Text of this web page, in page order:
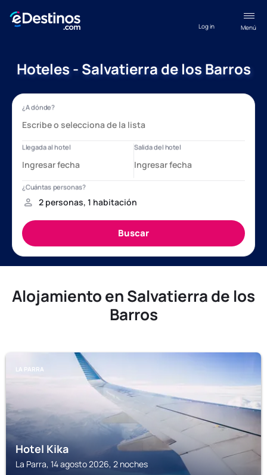
Menú
Log in
Hoteles - Salvatierra de los Barros
Alojamiento en Salvatierra de los
Barros
LA PARRA
Hotel Kika
La Parra, 14 agosto 2026, 2 noches